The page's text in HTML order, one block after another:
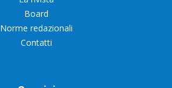
Board
Norme redazionali
Contatti